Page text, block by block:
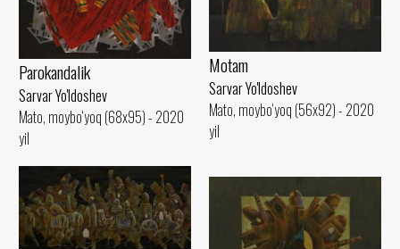
Parokandalik
Sarvar Yo'ldoshev
Mato, moybo‘yoq (68x95) - 2020
yil
Motam
Sarvar Yo'ldoshev
Mato, moybo‘yoq (56x92) - 2020
yil